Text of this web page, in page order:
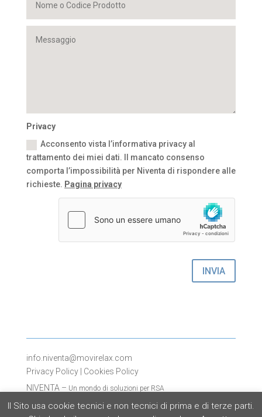
Privacy
Acconsento vista l’informativa privacy al
trattamento dei miei dati. Il mancato consenso
comporta l’impossibilità per Niventa di rispondere alle
richieste. Pagina privacy
INVIA
info.niventa@movirelax.com
Privacy Policy| Cookies Policy
NIVENTA – Un mondo di soluzioni per RSA
Divisione Movi Spa
Il Sito usa cookie tecnici e non tecnici di prima e di terze parti.